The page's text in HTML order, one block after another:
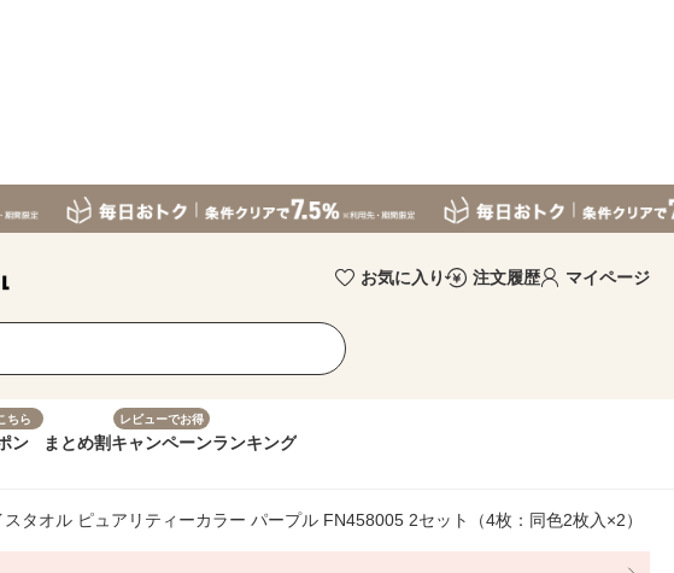
お気に入り 注文履歴 マイページ
ちら
ン まとめ割
レビューでお得
キャンペーンランキング
スタオル ピュアリティーカラー パープル FN458005 2セット（4枚：同色2枚入×2）